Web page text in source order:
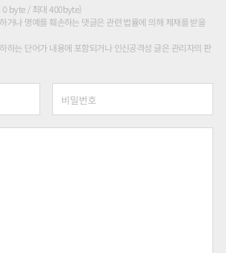
0 byte / 최대 400byte)
거나 명예를 훼손하는 댓글은 관련 법률에 의해 제재를 받을
하는 단어가 내용에 포함되거나 인신공격성 글은 관리자의 판